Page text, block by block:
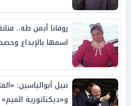
روفانا أيمن طه..
اسمها بالإبداع
نبيل أبوالياسين:
و«ديكتاتورية